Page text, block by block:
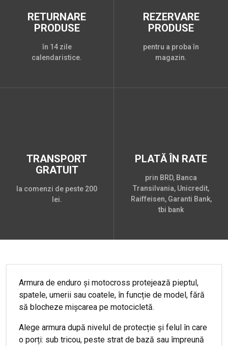
RETURNARE
PRODUSE
în 14 zile
calendaristice.
REZERVARE
PRODUSE
pentru a proba în
magazin.
TRANSPORT
GRATUIT
la comenzi de peste 200
lei.
PLATĂ ÎN RATE
prin BRD, Banca
Transilvania, Unicredit,
Raiffeisen, Garanti Bank,
tbi bank
Armura de enduro și motocross protejează pieptul,
spatele, umerii sau coatele, în funcție de model, fără
să blocheze mișcarea pe motocicletă.
Alege armura după nivelul de protecție și felul în care
o porți: sub tricou, peste strat de bază sau împreună